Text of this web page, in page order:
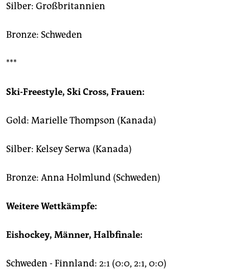
Silber: Großbritannien
Bronze: Schweden
***
Ski-Freestyle, Ski Cross, Frauen:
Gold: Marielle Thompson (Kanada)
Silber: Kelsey Serwa (Kanada)
Bronze: Anna Holmlund (Schweden)
Weitere Wettkämpfe:
Eishockey, Männer, Halbfinale:
Schweden - Finnland: 2:1 (0:0, 2:1, 0:0)